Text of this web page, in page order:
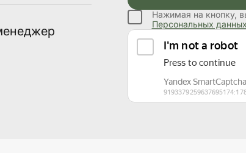
Нажимая на кнопку,
Персональных